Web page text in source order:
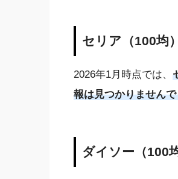
セリア（100均）
2026年1月時点では、
報は見つかりません
ダイソー（100均